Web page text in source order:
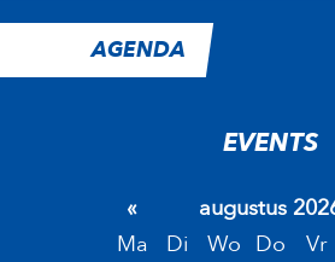
AGENDA
EVENTS
« augustus
Ma
Di Wo Do Vr